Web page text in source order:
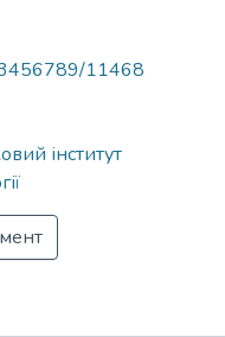
11468
інститут